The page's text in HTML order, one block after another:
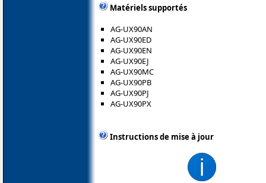
Matériels supportés
AG-UX90AN
AG-UX90ED
AG-UX90EN
AG-UX90EJ
AG-UX90MC
AG-UX90PB
AG-UX90PJ
AG-UX90PX
Instructions de mise à jour